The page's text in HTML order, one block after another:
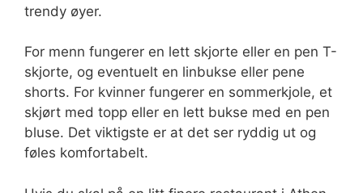
trendy øyer.
For menn fungerer en lett skjorte eller en pen T-
skjorte, og eventuelt en linbukse eller pene
shorts. For kvinner fungerer en sommerkjole, et
skjørt med topp eller en lett bukse med en pen
bluse. Det viktigste er at det ser ryddig ut og
føles komfortabelt.